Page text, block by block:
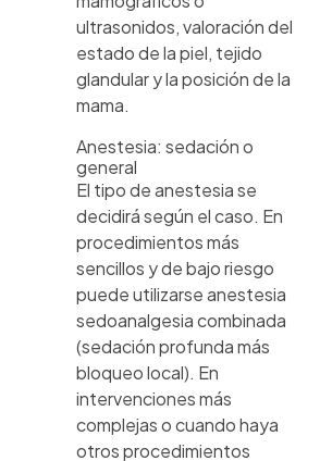
ultrasonidos, valoración del
estado de la piel, tejido
glandular y la posición de la
mama.
Anestesia: sedación o
general
El tipo de anestesia se
decidirá según el caso. En
procedimientos más
sencillos y de bajo riesgo
puede utilizarse anestesia
sedoanalgesia combinada
(sedación profunda más
bloqueo local). En
intervenciones más
complejas o cuando haya
otros procedimientos